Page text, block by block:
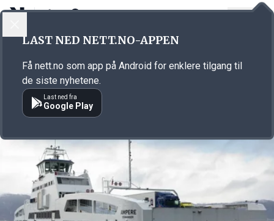
Annonsørinnhold
LAST NED NETT.NO-APPEN
Få nett.no som app på Android for enklere tilgang til
de siste nyhetene.
Last ned fra
Google Play